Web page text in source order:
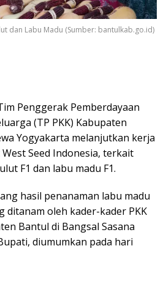
dan Labu Madu (Sumber: bantulkab.go.id)
Penggerak Pemberdayaan
(TP PKK) Kabupaten
Yogyakarta melanjutkan kerja
Seed Indonesia, terkait
F1 dan labu madu F1.
hasil penanaman labu madu
ditanam oleh kader-kader PKK
Bantul di Bangsal Sasana
diumumkan pada hari